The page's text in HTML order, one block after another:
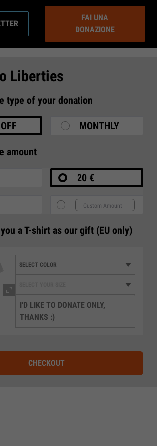
FAI UNA
DONAZIONE
Liberties
type of your donation
OFF MONTHLY
amount
20 €
you a T-shirt as our gift (EU only)
I'D LIKE TO DONATE ONLY,
THANKS :)
CHECKOUT